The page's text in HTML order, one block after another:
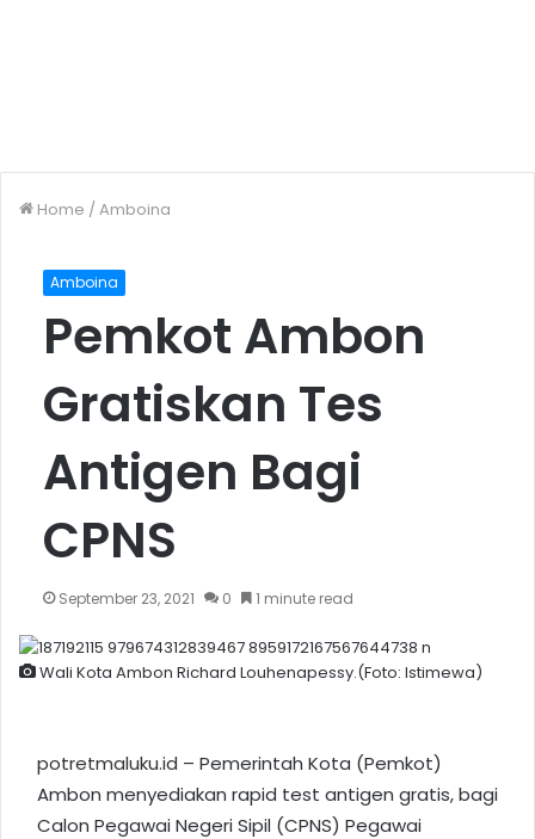
Home /Amboina
Amboina
Pemkot Ambon
Gratiskan Tes
Antigen Bagi
CPNS
September 23, 2021 0 1 minute read
Wali Kota Ambon Richard Louhenapessy.(Foto: Istimewa)
potretmaluku.id – Pemerintah Kota (Pemkot)
Ambon menyediakan rapid test antigen gratis, bagi
Calon Pegawai Negeri Sipil (CPNS) Pegawai